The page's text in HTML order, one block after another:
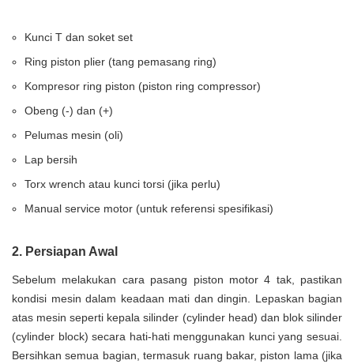
Kunci T dan soket set
Ring piston plier (tang pemasang ring)
Kompresor ring piston (piston ring compressor)
Obeng (-) dan (+)
Pelumas mesin (oli)
Lap bersih
Torx wrench atau kunci torsi (jika perlu)
Manual service motor (untuk referensi spesifikasi)
2. Persiapan Awal
Sebelum melakukan cara pasang piston motor 4 tak, pastikan
kondisi mesin dalam keadaan mati dan dingin. Lepaskan bagian
atas mesin seperti kepala silinder (cylinder head) dan blok silinder
(cylinder block) secara hati-hati menggunakan kunci yang sesuai.
Bersihkan semua bagian, termasuk ruang bakar, piston lama (jika